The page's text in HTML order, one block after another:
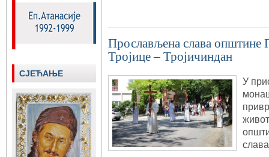
Прослављена слава општине
Тројице – Тројичиндан
У
СЈЕЋАЊЕ